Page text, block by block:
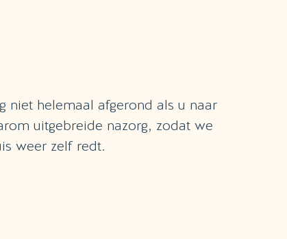
niet helemaal afgerond als u naar
uitgebreide nazorg, zodat we
weer zelf redt.